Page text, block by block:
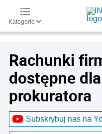
Kategorie
Rachunki
dostępne
prokuratora
Subskrybuj nas na